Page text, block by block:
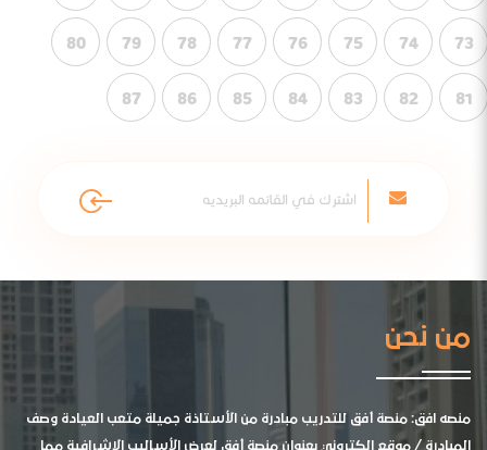
73
74
75
76
77
78
79
80
81
82
83
84
85
86
87
من نحن
منصه افق: منصة أفق للتدريب مبادرة من الأستاذة جميلة متعب العيادة وصف
المبادرة / موقع الكتروني بعنوان منصة أفق لعرض الأساليب الإشرافية مما